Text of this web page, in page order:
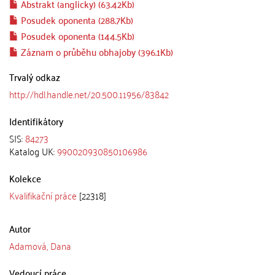
Abstrakt (anglicky) (63.42Kb)
Posudek oponenta (288.7Kb)
Posudek oponenta (144.5Kb)
Záznam o průběhu obhajoby (396.1Kb)
Trvalý odkaz
http://hdl.handle.net/20.500.11956/83842
Identifikátory
SIS:84273
Katalog UK:990020930850106986
Kolekce
Kvalifikační práce [22318]
Autor
Adamová, Dana